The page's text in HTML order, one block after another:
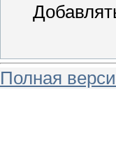
Полная